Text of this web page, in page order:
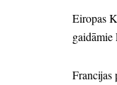
Eiropas
gaidāmie
Francijas